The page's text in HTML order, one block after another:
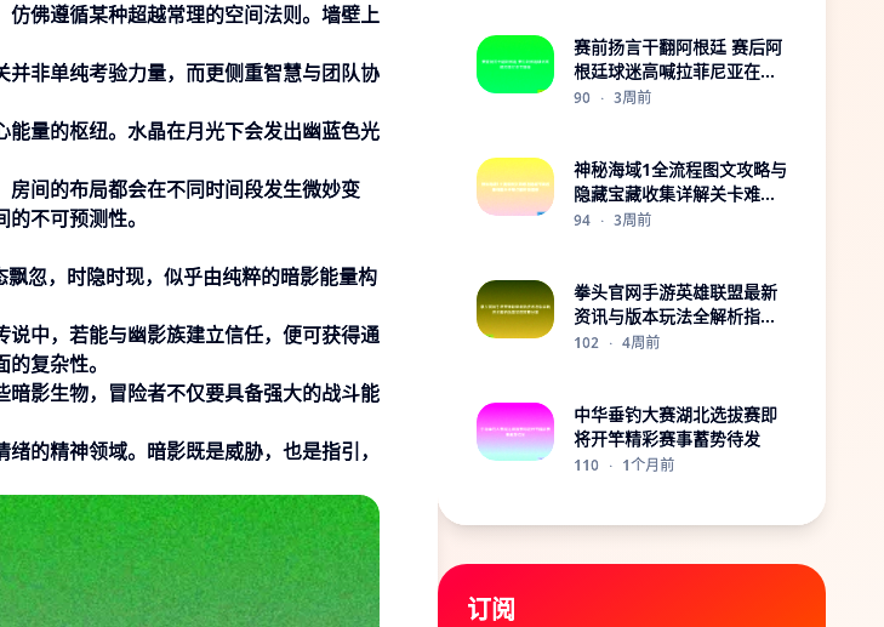
佛遵循某种超越常理的空间法则。墙壁上
非单纯考验力量，而更侧重智慧与团队协
量的枢纽。水晶在月光下会发出幽蓝色光
间的布局都会在不同时间段发生微妙变
不可预测性。
忽，时隐时现，似乎由纯粹的暗影能量构
中，若能与幽影族建立信任，便可获得通
复杂性。
影生物，冒险者不仅要具备强大的战斗能
的精神领域。暗影既是威胁，也是指引，
赛前扬言干翻阿根廷 赛后阿
根廷球迷高喊拉菲尼亚在哪
里
90 · 3周前
神秘海域1全流程图文攻略与
隐藏宝藏收集详解关卡难点
解析指南册
94 · 3周前
拳头官网手游英雄联盟最新
资讯与版本玩法全解析指南
深度攻略分享
102 · 4周前
中华垂钓大赛湖北选拔赛即
将开竿精彩赛事蓄势待发
110 · 1个月前
订阅